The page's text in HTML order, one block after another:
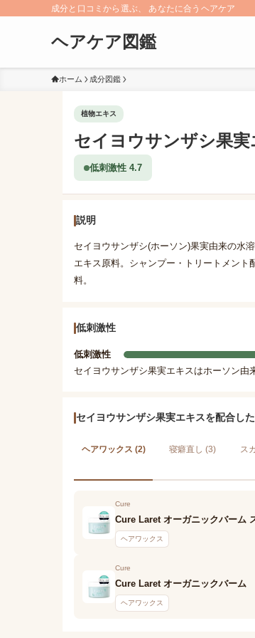
成分と口コミから選ぶ、 あなたに合うヘアケア
ヘアケア図鑑
ホーム 成分図鑑
植物エキス
セイヨウサンザシ果実
低刺激性 4.7
説明
セイヨウサンザシ(ホーソン)果実由来の水
エキス原料。シャンプー・トリートメン
料。
低刺激性
低刺激性
セイヨウサンザシ果実エキスはホーソン由
セイヨウサンザシ果実エキスを配合し
ヘアワックス (2) 寝癖直し (3) ス
Cure
Cure Laret オーガニックバーム
ヘアワックス
Cure
Cure Laret オーガニックバーム
ヘアワックス